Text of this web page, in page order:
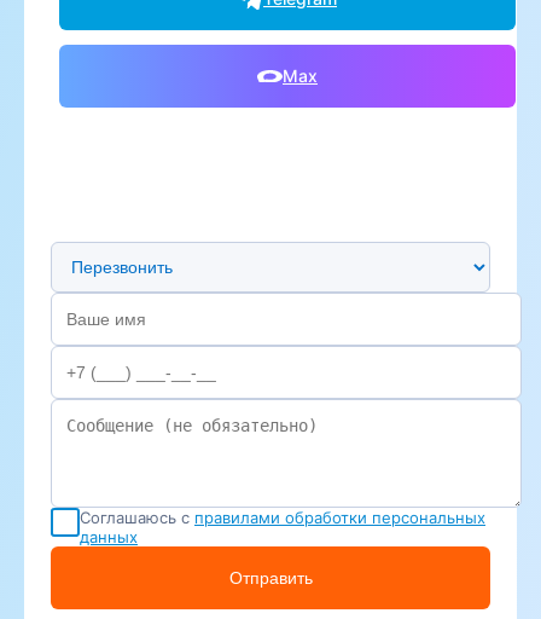
Max
Предпочтительный способ связи
Соглашаюсь с правилами обработки персональных
данных
Отправить